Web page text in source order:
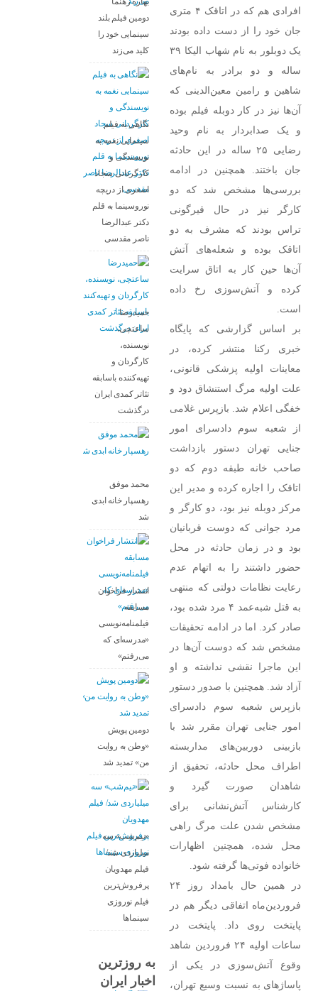
افرادی هم که در اتاقک ۴ متری
جان خود را از دست داده بودند
یک دوبلور به نام شهاب الیکا ۳۹
ساله و دو برادر به نام‌های
شاهین و رامین معین‌الدینی که
آن‌ها نیز در کار دوبله فیلم بوده
و یک صدابردار به نام وحید
رضایی ۲۵ ساله در این حادثه
جان باختند. همچنین در ادامه
بررسی‌ها مشخص شد که دو
کارگر نیز در حال قیرگونی
تراس بودند که مشرف به دو
اتاقک بوده و شعله‌های آتش
آن‌ها حین کار به اتاق سرایت
کرده و آتش‌سوزی رخ داده
است.
بر اساس گزارشی که پایگاه
خبری رکنا منتشر کرده، در
معاینات اولیه پزشکی قانونی،
علت اولیه مرگ استنشاق دود و
خفگی اعلام شد. بازپرس غلامی
از شعبه سوم دادسرای امور
جنایی تهران دستور بازداشت
صاحب خانه طبقه دوم که دو
اتاقک را اجاره کرده و مدیر این
مرکز دوبله نیز بود، دو کارگر و
مرد جوانی که دوست قربانیان
بود و در زمان حادثه در محل
حضور داشتند را به اتهام عدم
رعایت نظامات دولتی که منتهی
به قتل شبه‌عمد ۴ مرد شده بود،
صادر کرد. اما در ادامه تحقیقات
مشخص شد که دوست آن‌ها در
این ماجرا نقشی نداشته و او
آزاد شد. همچنین با صدور دستور
بازپرس شعبه سوم دادسرای
امور جنایی تهران مقرر شد با
بازبینی دوربین‌های مداربسته
اطراف محل حادثه، تحقیق از
شاهدان صورت گیرد و
کارشناس آتش‌نشانی برای
مشخص شدن علت مرگ راهی
محل شده، همچنین اظهارات
خانواده فوتی‌ها گرفته شود.
در همین حال بامداد روز ۲۴
فروردین‌ماه اتفاقی دیگر هم در
پایتخت روی داد. پایتخت در
ساعات اولیه ۲۴ فروردین شاهد
وقوع آتش‌سوزی در یکی از
پاساژ‌های به نسبت وسیع تهران،
دومین فیلم بلند
سینمایی خود را
کلید می‌زند
نگاهی به فیلم
سینمایی نغمه به
نویسندگی و
کارگردانی سجاد
اصغری از دریچه
نوروسینما به قلم
دکتر عبدالرضا
ناصر مقدسی
حمیدرضا
ساعتچی،
نویسنده،
کارگردان و
تهیه‌کننده باسابقه
تئاتر کمدی ایران
درگذشت
محمد موفق
رهسپار خانه ابدی
شد
انتشار فراخوان
مسابقه
فیلمنامه‌نویسی
«مدرسه‌ای که
می‌رفتم»
دومین پویش
«وطن به روایت
من» تمدید شد
«نیم‌شب» سه
میلیاردی شد/
فیلم مهدویان
پرفروش‌ترین
فیلم نوروزی
سینماها
به روزترین
اخبار ایران